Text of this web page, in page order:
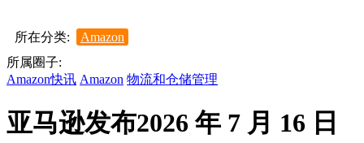
所在分类:
Amazon
所属圈子:
Amazon快讯 Amazon 物流和仓储管理
亚马逊发布2026 年 7 月 16 日